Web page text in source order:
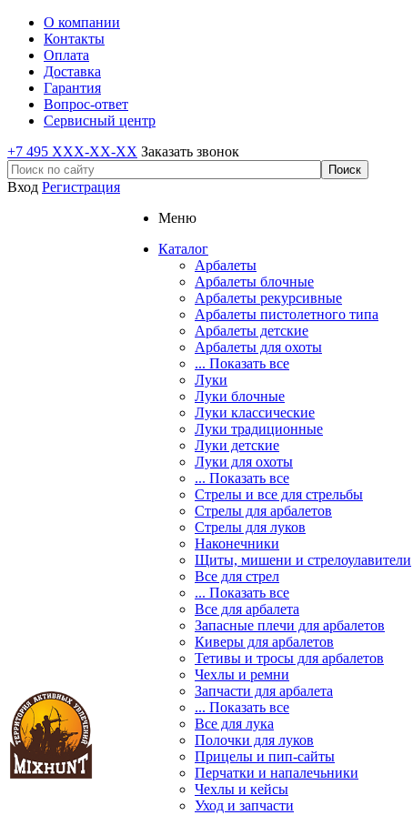
О компании
Контакты
Оплата
Доставка
Гарантия
Вопрос-ответ
Сервисный центр
+7 495 XXX-XX-XX Заказать звонок
Вход Регистрация
Меню
Каталог
Арбалеты
Арбалеты блочные
Арбалеты рекурсивные
Арбалеты пистолетного типа
Арбалеты детские
Арбалеты для охоты
... Показать все
Луки
Луки блочные
Луки классические
Луки традиционные
Луки детские
Луки для охоты
... Показать все
Стрелы и все для стрельбы
Стрелы для арбалетов
Стрелы для луков
Наконечники
Щиты, мишени и стрелоулавители
Все для стрел
... Показать все
Все для арбалета
Запасные плечи для арбалетов
Киверы для арбалетов
Тетивы и тросы для арбалетов
Чехлы и ремни
Запчасти для арбалета
... Показать все
Все для лука
Полочки для луков
Прицелы и пип-сайты
Перчатки и напалечьники
Чехлы и кейсы
Уход и запчасти